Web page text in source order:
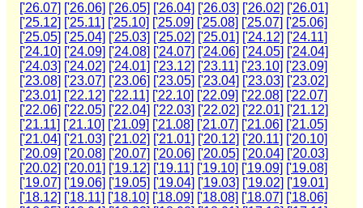
['26.07] ['26.06] ['26.05] ['26.04] ['26.03] ['26.02] ['26.01]
['25.12] ['25.11] ['25.10] ['25.09] ['25.08] ['25.07] ['25.06]
['25.05] ['25.04] ['25.03] ['25.02] ['25.01] ['24.12] ['24.11]
['24.10] ['24.09] ['24.08] ['24.07] ['24.06] ['24.05] ['24.04]
['24.03] ['24.02] ['24.01] ['23.12] ['23.11] ['23.10] ['23.09]
['23.08] ['23.07] ['23.06] ['23.05] ['23.04] ['23.03] ['23.02]
['23.01] ['22.12] ['22.11] ['22.10] ['22.09] ['22.08] ['22.07]
['22.06] ['22.05] ['22.04] ['22.03] ['22.02] ['22.01] ['21.12]
['21.11] ['21.10] ['21.09] ['21.08] ['21.07] ['21.06] ['21.05]
['21.04] ['21.03] ['21.02] ['21.01] ['20.12] ['20.11] ['20.10]
['20.09] ['20.08] ['20.07] ['20.06] ['20.05] ['20.04] ['20.03]
['20.02] ['20.01] ['19.12] ['19.11] ['19.10] ['19.09] ['19.08]
['19.07] ['19.06] ['19.05] ['19.04] ['19.03] ['19.02] ['19.01]
['18.12] ['18.11] ['18.10] ['18.09] ['18.08] ['18.07] ['18.06]